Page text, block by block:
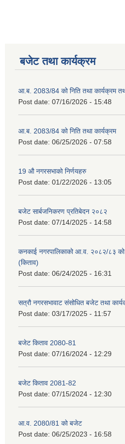
बजेट तथा कार्यक्रम
आ.ब. 2083/84 को निति तथा कार्यक्रम
Post date: 07/16/2026 - 15:48
आ.ब. 2083/84 को निति तथा कार्यक्रम
Post date: 06/25/2026 - 07:58
19 औ नगरसभाको निर्णयहरु
Post date: 01/22/2026 - 13:05
बजेट सार्बजनिकरण प्रतिबेदन २०८२
Post date: 07/14/2025 - 14:58
कनकाई नगरपालिकाको आ.व. २०८२/८३ को
(किताव)
Post date: 06/24/2025 - 16:31
सत्रौ नगरसभावाट संसोधित बजेट तथा
Post date: 03/17/2025 - 11:57
बजेट किताव 2080-81
Post date: 07/16/2024 - 12:29
बजेट किताव 2081-82
Post date: 07/15/2024 - 12:30
आ.व. 2080/81 को बजेट
Post date: 06/25/2023 - 16:58